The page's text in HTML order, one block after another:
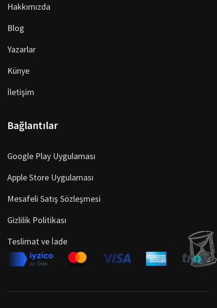
Hakkımızda
Blog
Yazarlar
Künye
İletişim
Bağlantılar
Google Play Uygulaması
Apple Store Uygulaması
Mesafeli Satış Sözleşmesi
Gizlilik Politikası
Teslimat ve İade